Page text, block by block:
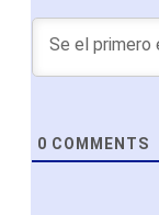
0 COMMENTS